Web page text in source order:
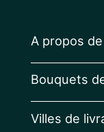
A propos
Bouquets
Villes de